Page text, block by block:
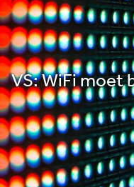
VS: WiFi moet